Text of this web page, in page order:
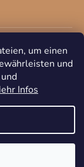
um einen
und
Infos